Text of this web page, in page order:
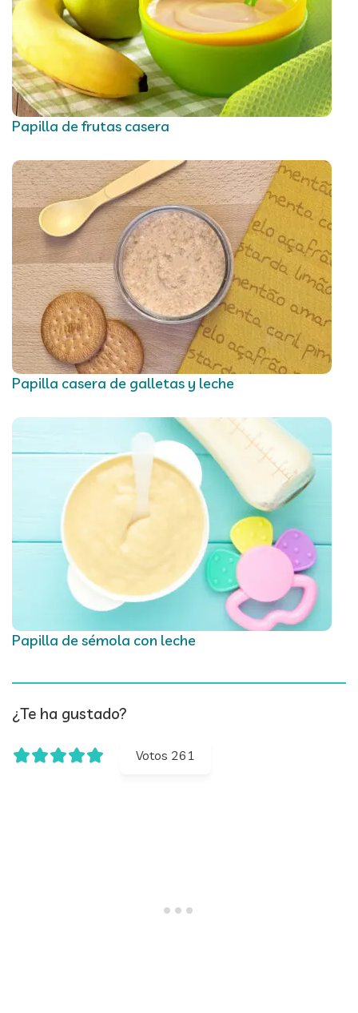
Papilla de frutas casera
Papilla casera de galletas y leche
Papilla de sémola con leche
¿Te ha gustado?
Votos 261